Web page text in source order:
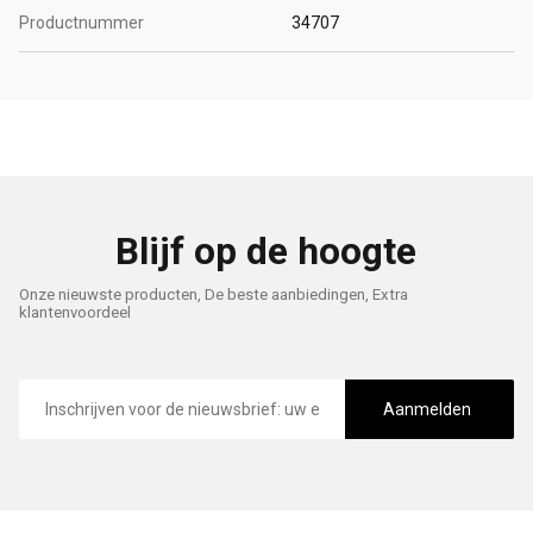
Productnummer 34707
Blijf op de hoogte
Onze nieuwste producten, De beste aanbiedingen, Extra
klantenvoordeel
mailadres
Aanmelden